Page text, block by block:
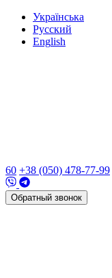
Українська
Русский
English
60 +38 (050) 478-77-99
Обратный звонок